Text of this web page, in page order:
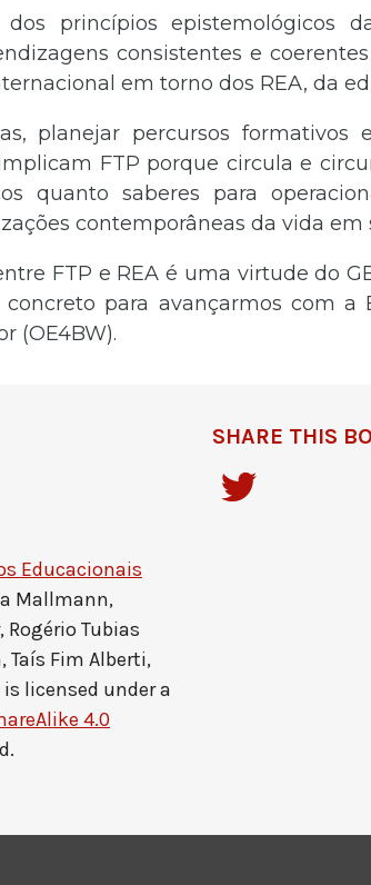
dos princípios epistemológicos
consistentes e
em torno dos REA, da
planejar percursos formativos
FTP porque circula e
quanto saberes para
contemporâneas da vida em
FTP e REA é uma virtude do
para avançarmos com a
(OE4BW).
Educacionais
Mallmann,
Rogério Tubias
Taís Fim Alberti,
is licensed under a
4.0
SHARE THIS